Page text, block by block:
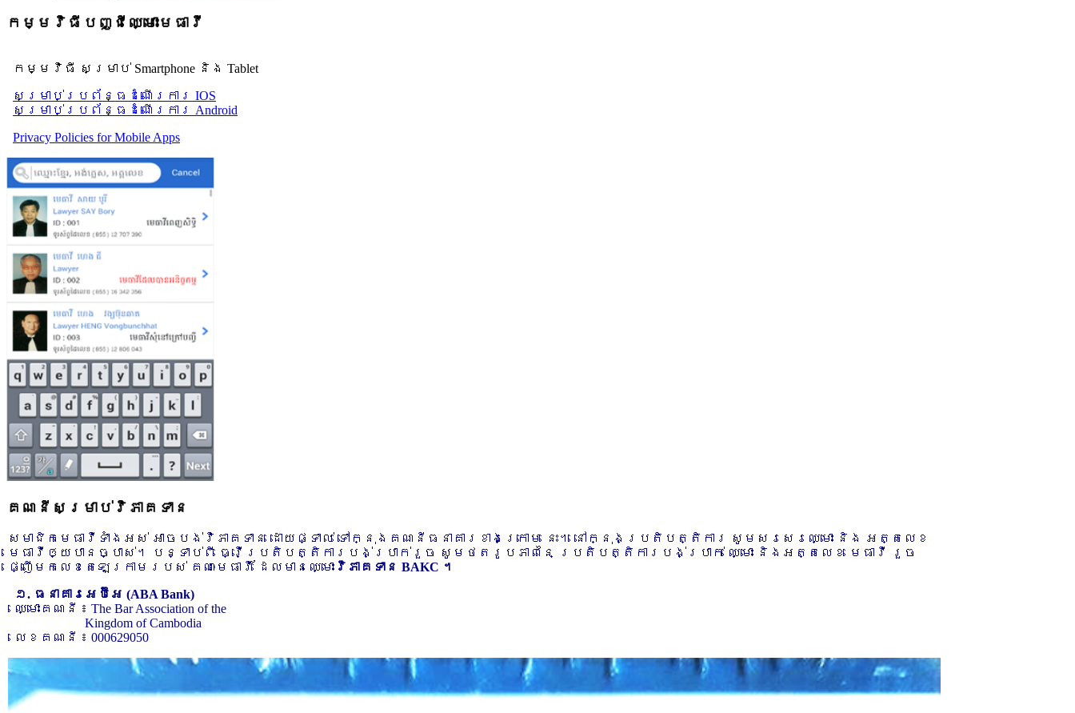
កម្មវិធីបញ្ជីឈ្មោះមេធាវី
កម្មវិធី សម្រាប់ Smartphone និង Tablet
សម្រាប់​ប្រព័ន្ធដំណើរការ IOS
សម្រាប់​ប្រព័ន្ធដំណើរការ Android
Privacy Policies for Mobile Apps
គណនីសម្រាប់វិភាគទាន
សមាជិកមេធាវីទាំងអស់ អាចបង់វិភាគទាន ដោយផ្ទាល់ ទៅក្នុងគណនីធនាគារខាងក្រោម នេះ។ នៅក្នុងប្រតិបត្តិការ សូមសរសេរឈ្មោះ និង អត្តលេខ
មេធាវីឲ្យបានច្បាស់។ បន្ទាប់ពី ធ្វើប្រតិបត្តិការបង់ប្រាក់រួច សូមថតរូបភាពនៃ ប្រតិបត្តិការបង់ប្រាក់ ឈ្មោះ និងអត្តលេខ មេធាវី រួច
ផ្ញើមកលេខតេឡេក្រាមរបស់ គណៈមេធាវី ដែលមានឈ្មោះ វិភាគទាន BAKC ។
១. ធនាគារអេប៊ីអេ (ABA Bank)
ឈ្មោះគណនី ៖ The Bar Association of the
Kingdom of Cambodia
លេខគណនី ៖ 000629050